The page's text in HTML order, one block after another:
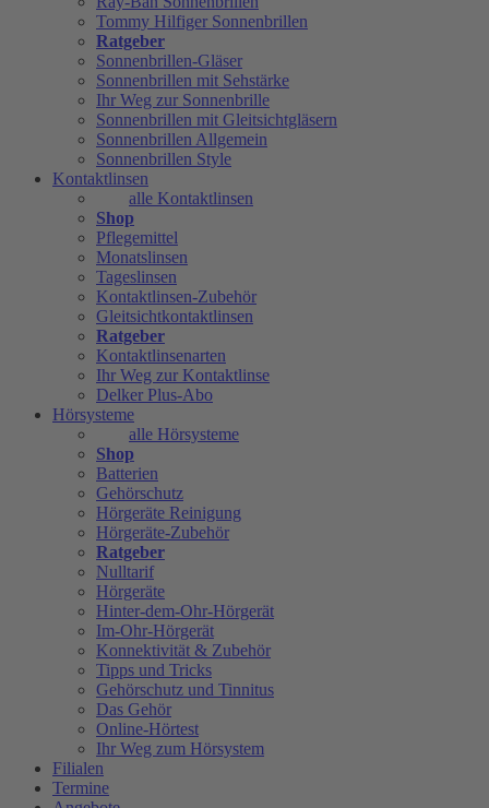
Tommy Hilfiger Sonnenbrillen
Ratgeber
Sonnenbrillen-Gläser
Sonnenbrillen mit Sehstärke
Ihr Weg zur Sonnenbrille
Sonnenbrillen mit Gleitsichtgläsern
Sonnenbrillen Allgemein
Sonnenbrillen Style
Kontaktlinsen
alle Kontaktlinsen
Shop
Pflegemittel
Monatslinsen
Tageslinsen
Kontaktlinsen-Zubehör
Gleitsichtkontaktlinsen
Ratgeber
Kontaktlinsenarten
Ihr Weg zur Kontaktlinse
Delker Plus-Abo
Hörsysteme
alle Hörsysteme
Shop
Batterien
Gehörschutz
Hörgeräte Reinigung
Hörgeräte-Zubehör
Ratgeber
Nulltarif
Hörgeräte
Hinter-dem-Ohr-Hörgerät
Im-Ohr-Hörgerät
Konnektivität & Zubehör
Tipps und Tricks
Gehörschutz und Tinnitus
Das Gehör
Online-Hörtest
Ihr Weg zum Hörsystem
Filialen
Termine